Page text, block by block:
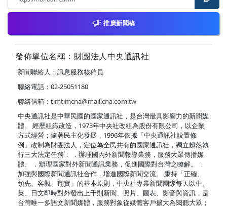
推廣新聞稿
發佈單位名稱：財團法人中央通訊社
新聞聯絡人：訊息服務核稿員
聯絡電話：02-25051180
聯絡信箱： timtimcna@mail.cna.com.tw
中央通訊社是中華民國的國家通訊社，是台灣最具影響力的新聞媒
體。 經歷組織改造，1973年中央社改組為股份有限公司，以企業
方式經營；隨著民主化發展，1996年依據「中央通訊社設置條
例」改制為財團法人，定位為全民共有的國家通訊社，獨立超然執
行三大法定任務： ．辦理國內外新聞報導業務，服務大眾傳播媒
體。 ．辦理國家對外新聞通訊業務，促進國際對台灣之瞭解。 ．
加強與國際新聞通訊社合作，增進國際新聞交流。 秉持「正確、
領先、客觀、翔實」的基本原則，中央社專業新聞團隊每天以中、
英、日文即時對外發出上千則新聞、照片、圖表、影音與資訊，是
台灣唯一多語文新聞媒體，服務對象從媒體客戶擴大為閱聽大眾；